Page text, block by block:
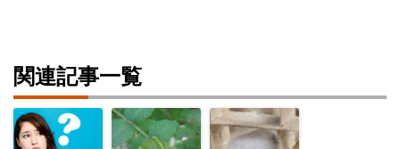
関連記事一覧